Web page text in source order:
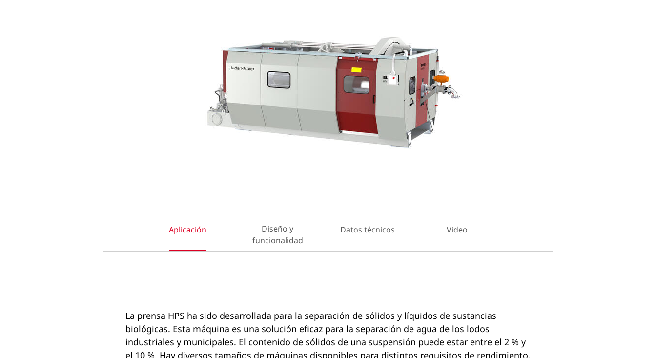
Aplicación
Diseño y
funcionalidad
Datos técnicos Video
La prensa HPS ha sido desarrollada para la separación de sólidos y líquidos de sustancias
biológicas. Esta máquina es una solución eficaz para la separación de agua de los lodos
industriales y municipales. El contenido de sólidos de una suspensión puede estar entre el 2 % y
el 10 %. Hay diversos tamaños de máquinas disponibles para distintos requisitos de rendimiento.